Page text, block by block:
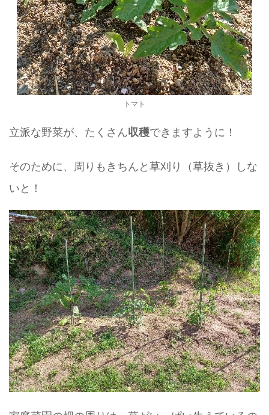
トマト
立派な野菜が、たくさん収穫できますように！
そのために、周りもきちんと草刈り（草抜き）しな
いと！